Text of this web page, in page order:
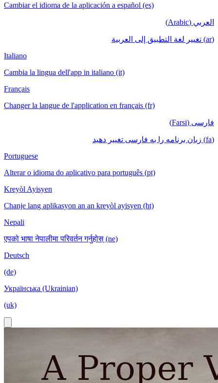
Cambiar el idioma de la aplicación a español (es)
العربي (Arabic)
(ar) تغيير لغة التطبيق إلى العربية
Italiano
Cambia la lingua dell'app in italiano (it)
Français
Changer la langue de l'application en français (fr)
فارسی (Farsi)
(fa) زبان برنامه را به فارسی تغییر دهید
Portuguese
Alterar o idioma do aplicativo para português (pt)
Kreyòl Ayisyen
Chanje lang aplikasyon an an kreyòl ayisyen (ht)
Nepali
एपको भाषा नेपालीमा परिवर्तन गर्नुहोस् (ne)
Deutsch
(de)
Українська (Ukrainian)
(uk)